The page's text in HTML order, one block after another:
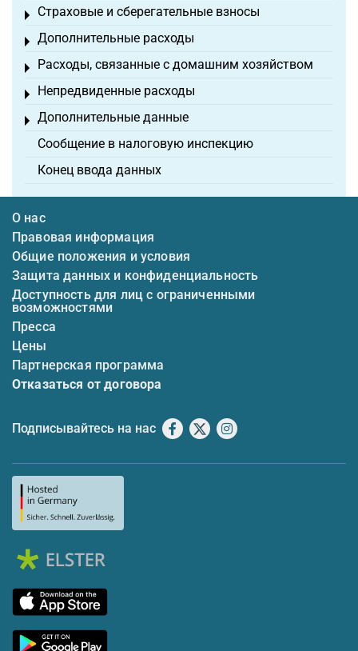
Страховые и сберегательные взносы
Toggle menu
Дополнительные расходы
Toggle menu
Расходы, связанные с домашним хозяйством
Toggle menu
Непредвиденные расходы
Toggle menu
Дополнительные данные
Toggle menu
Сообщение в налоговую инспекцию
Конец ввода данных
О нас
Правовая информация
Общие положения и условия
Защита данных и конфиденциальность
Доступность для лиц с ограниченными
возможностями
Пресса
Цены
Партнерская программа
Отказаться от договора
Подписывайтесь на нас Facebook
X Instagram